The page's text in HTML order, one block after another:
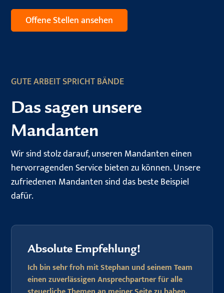
Offene Stellen ansehen
GUTE ARBEIT SPRICHT BÄNDE
Das sagen unsere
Mandanten
Wir sind stolz darauf, unseren Mandanten einen
hervorragenden Service bieten zu können. Unsere
zufriedenen Mandanten sind das beste Beispiel
dafür.
Absolute Empfehlung!
Ich bin sehr froh mit Stephan und seinem Team
einen zuverlässigen Ansprechpartner für alle